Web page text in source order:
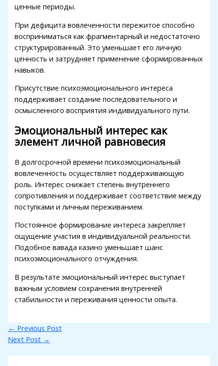
ценные периоды.
При дефицита вовлеченности пережитое способно
восприниматься как фрагментарный и недостаточно
структурированный. Это уменьшает его личную
ценность и затрудняет применение сформированных
навыков.
Присутствие психоэмоционального интереса
поддерживает создание последовательного и
осмысленного восприятия индивидуального пути.
Эмоциональный интерес как
элемент личной равновесия
В долгосрочной времени психоэмоциональный
вовлеченность осуществляет поддерживающую
роль. Интерес снижает степень внутреннего
сопротивления и поддерживает соответствие между
поступками и личным переживанием.
Постоянное формирование интереса закрепляет
ощущение участия в индивидуальной реальности.
Подобное вавада казино уменьшает шанс
психоэмоционального отчуждения.
В результате эмоциональный интерес выступает
важным условием сохранения внутренней
стабильности и переживания ценности опыта.
← Previous Post
Next Post →